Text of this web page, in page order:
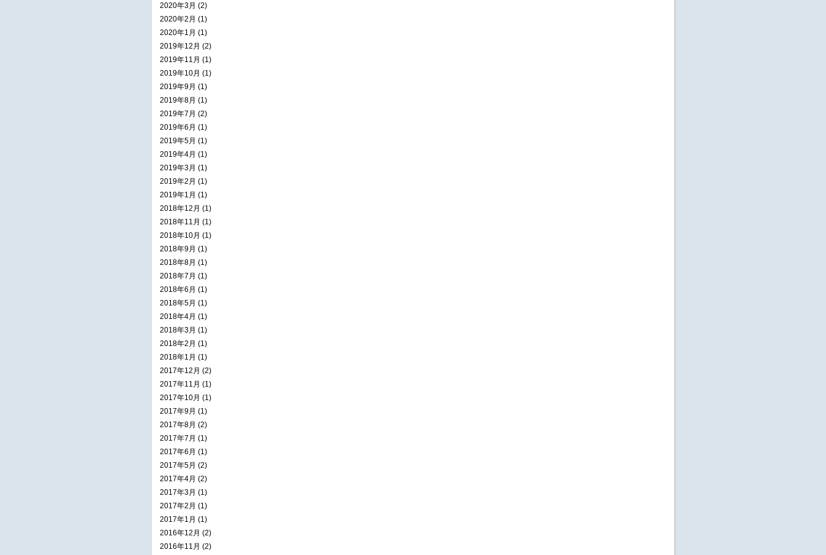
2020年3月 (2)
2020年2月 (1)
2020年1月 (1)
2019年12月 (2)
2019年11月 (1)
2019年10月 (1)
2019年9月 (1)
2019年8月 (1)
2019年7月 (2)
2019年6月 (1)
2019年5月 (1)
2019年4月 (1)
2019年3月 (1)
2019年2月 (1)
2019年1月 (1)
2018年12月 (1)
2018年11月 (1)
2018年10月 (1)
2018年9月 (1)
2018年8月 (1)
2018年7月 (1)
2018年6月 (1)
2018年5月 (1)
2018年4月 (1)
2018年3月 (1)
2018年2月 (1)
2018年1月 (1)
2017年12月 (2)
2017年11月 (1)
2017年10月 (1)
2017年9月 (1)
2017年8月 (2)
2017年7月 (1)
2017年6月 (1)
2017年5月 (2)
2017年4月 (2)
2017年3月 (1)
2017年2月 (1)
2017年1月 (1)
2016年12月 (2)
2016年11月 (2)